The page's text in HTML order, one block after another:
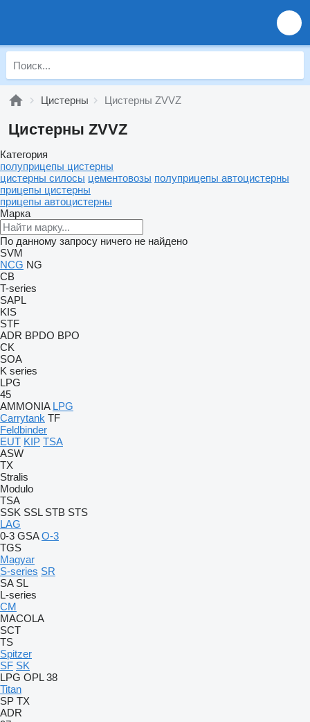
Цистерны Цистерны ZVVZ
Цистерны ZVVZ
Категория
полуприцепы цистерны
цистерны силосы цементовозы полуприцепы автоцистерны
прицепы цистерны
прицепы автоцистерны
Марка
По данному запросу ничего не найдено
SVM
NCG NG
CB
T-series
SAPL
KIS
STF
ADR BPDO BPO
CK
SOA
K series
LPG
45
AMMONIA LPG
Carrytank TF
Feldbinder
EUT KIP TSA
ASW
TX
Stralis
Modulo
TSA
SSK SSL STB STS
LAG
0-3 GSA O-3
TGS
Magyar
S-series SR
SA SL
L-series
CM
MACOLA
SCT
TS
Spitzer
SF SK
LPG OPL 38
Titan
SP TX
ADR